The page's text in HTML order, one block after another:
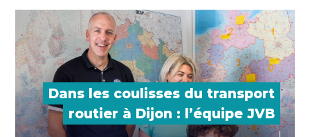
Dans les coulisses du transport
routier à Dijon : l’équipe JVB